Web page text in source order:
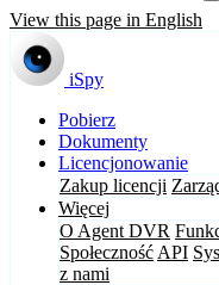
View this page in English
iSpy
Pobierz
Dokumenty
Licencjonowanie
Zakup licencji
Więcej
O Agent DVR
Społeczność API
z nami